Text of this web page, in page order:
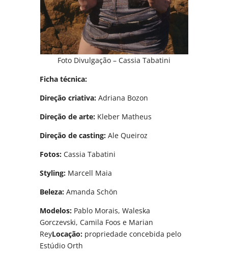
Foto Divulgação – Cassia Tabatini
Ficha técnica:
Direção criativa:Adriana Bozon
Direção de arte: Kleber Matheus
Direção de casting: Ale Queiroz
Fotos: Cassia Tabatini
Styling: Marcell Maia
Beleza: Amanda Schön
Modelos: Pablo Morais, Waleska
Gorczevski, Camila Foos e Marian
ReyLocação: propriedade concebida pelo
Estúdio Orth